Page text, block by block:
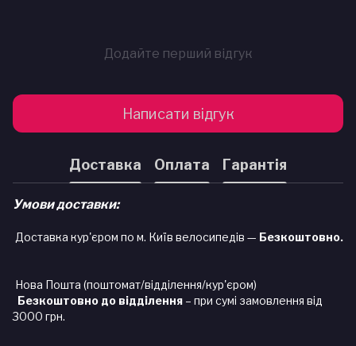
Додайте перший відгук
Написати відгук
Доставка Оплата Гарантія
Умови доставки:
Доставка кур'єром по м. Київ велосипедів — Безкоштовно.
Нова Пошта (поштомат/відділення/кур'єром)
Безкоштовно до відділення – при сумі замовлення від
3000 грн.